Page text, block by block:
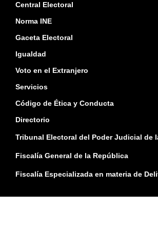
Central Electoral
Norma INE
Gaceta Electoral
Igualdad
Voto en el Extranjero
Servicios
Código de Ética y Conducta
Directorio
Tribunal Electoral del Poder Judicial de
Fiscalía General de la República
Fiscalía Especializada en materia de